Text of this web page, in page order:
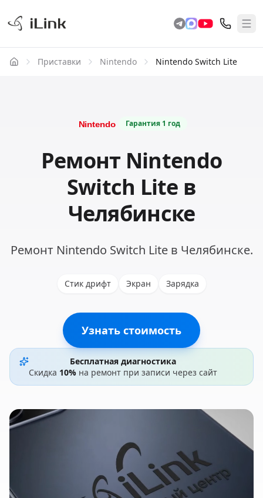
Приставки Nintendo Nintendo Switch Lite
Гарантия 1 год
Ремонт Nintendo
Switch Lite в
Челябинске
Ремонт Nintendo Switch Lite в Челябинске.
Стик дрифт Экран Зарядка
Узнать стоимость
Бесплатная диагностика
Скидка 10% на ремонт при записи через сайт